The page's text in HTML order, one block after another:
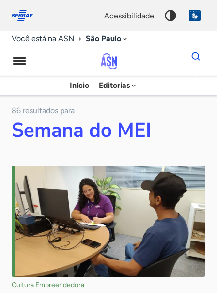
conosco
acessibilidade
Você está na ASN São Paulo
Agência
Sebrae
Notícias
Início Editorias
Dados
para
chave
86 resultados para
Semana do MEI
Cultura Empreendedora